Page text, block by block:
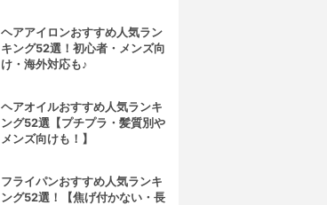
ヘアアイロンおすすめ人気ラン
キング52選！初心者・メンズ向
け・海外対応も♪
ヘアオイルおすすめ人気ランキ
ング52選【プチプラ・髪質別や
メンズ向けも！】
フライパンおすすめ人気ランキ
ング52選！【焦げ付かない・長